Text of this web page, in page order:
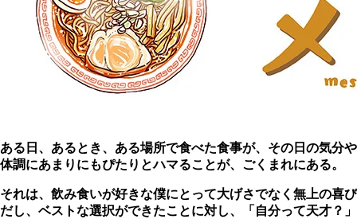
ある日、あるとき、ある場所で食べた食事が、その日の気分や
体調にあまりにもぴたりとハマることが、ごくまれにある。
それは、飲み食いが好きな僕にとって大げさでなく無上の喜び
だし、ベストな選択ができたことに対し、「自分って天才？」